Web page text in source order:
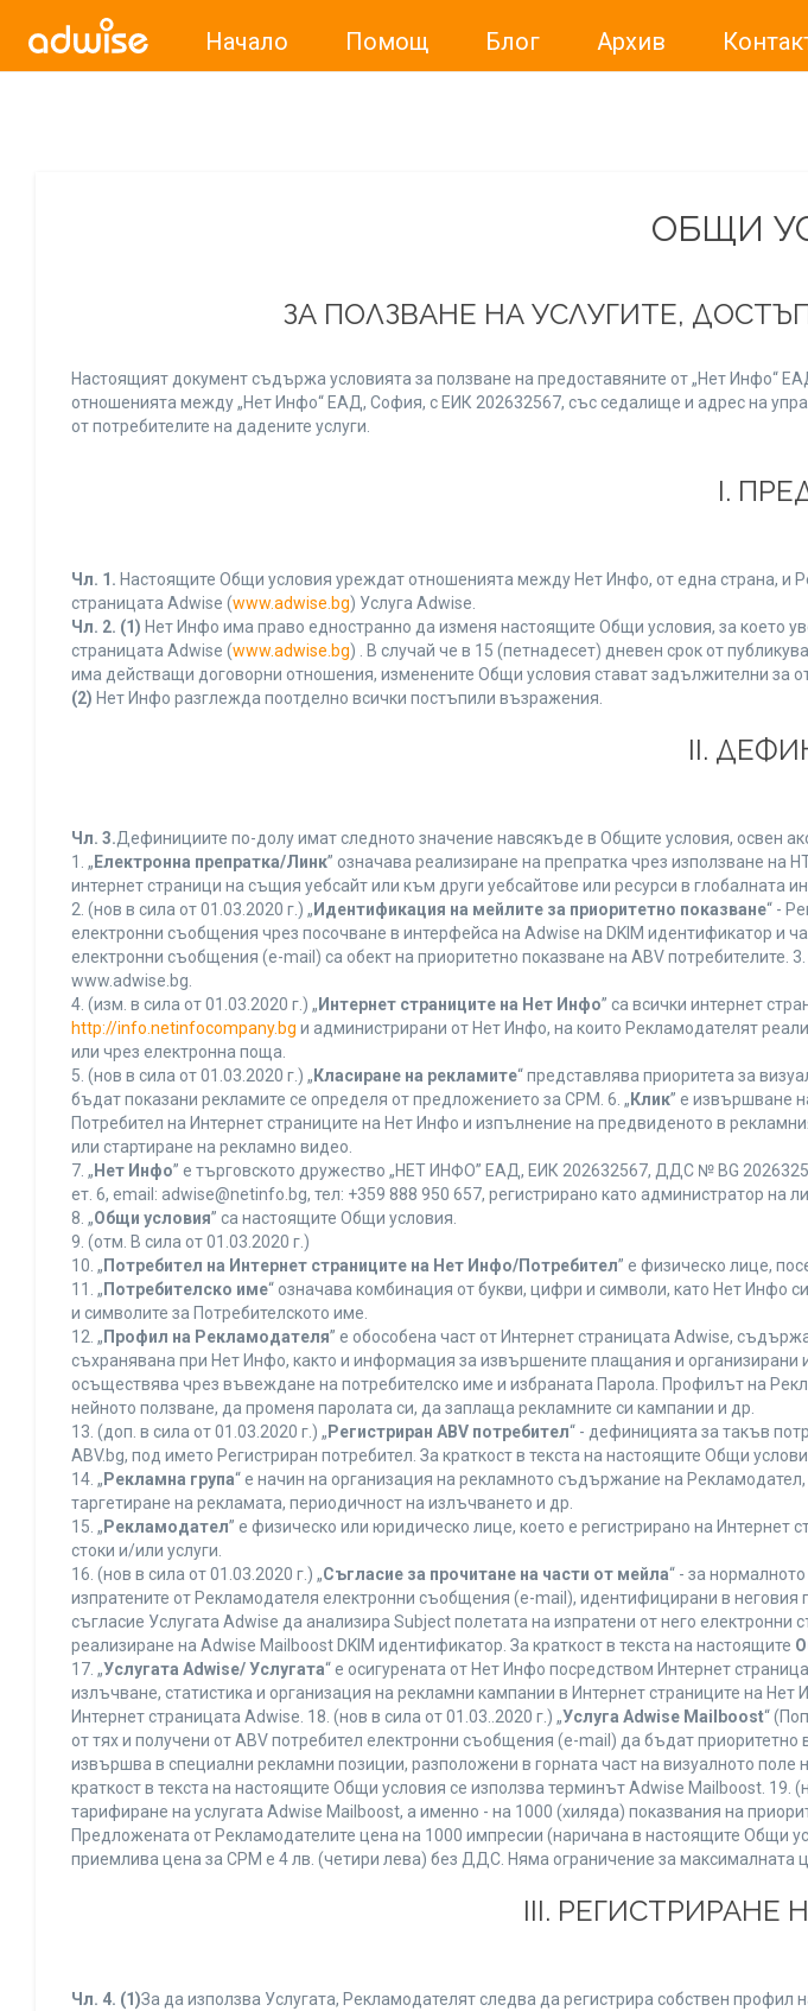
Начало Помощ Блог Архив
ОБЩИ
ЗА ПОЛЗВАНЕ НА УСЛУГИТЕ,
Настоящият документ съдържа условията за ползване на предоставяните от „Нет Инфо“
отношенията между „Нет Инфо“ ЕАД, София, с ЕИК 202632567, със седалище и адрес на
от потребителите на дадените услуги.
І.
Чл. 1. Настоящите Общи условия уреждат отношенията между Нет Инфо, от една страна, и
страницата Adwise (www.adwise.bg) Услуга Adwise.
Чл. 2. (1) Нет Инфо има право едностранно да изменя настоящите Общи условия, за което
страницата Adwise (www.adwise.bg) . В случай че в 15 (петнадесет) дневен срок от
има действащи договорни отношения, изменените Общи условия стават задължителни за
(2) Нет Инфо разглежда поотделно всички постъпили възражения.
ІІ.
Чл. 3.Дефинициите по-долу имат следното значение навсякъде в Общите условия, освен
1. „ Електронна препратка/Линк” означава реализиране на препратка чрез използване на
интернет страници на същия уебсайт или към други уебсайтове или ресурси в глобалната
2. (нов в сила от 01.03.2020 г.) „ Идентификация на мейлите за приоритетно показване“ -
електронни съобщения чрез посочване в интерфейса на Adwise на DKIM идентификатор и
електронни съобщения (e-mail) са обект на приоритетно показване на ABV потребителите. 3.
www.adwise.bg.
4. (изм. в сила от 01.03.2020 г.) „ Интернет страниците на Нет Инфо” са всички интернет
http://info.netinfocompany.bg и администрирани от Нет Инфо, на които Рекламодателят
или чрез електронна поща.
5. (нов в сила от 01.03.2020 г.) „ Класиране на рекламите“ представлява приоритета за
бъдат показани рекламите се определя от предложението за CPM. 6. „ Клик” е извършване
Потребител на Интернет страниците на Нет Инфо и изпълнение на предвиденото в
или стартиране на рекламно видео.
7. „ Нет Инфо” е търговското дружество „НЕТ ИНФО” ЕАД, ЕИК 202632567, ДДС № BG
ет. 6, еmail: adwise@netinfo.bg, тел: +359 888 950 657, регистрирано като администратор на
8. „Общи условия” са настоящите Общи условия.
9. (отм. В сила от 01.03.2020 г.)
10. „ Потребител на Интернет страниците на Нет Инфо/Потребител” е физическо лице,
11. „ Потребителско име“ означава комбинация от букви, цифри и символи, като Нет Инфо
и символите за Потребителското име.
12. „ Профил на Рекламодателя” е обособена част от Интернет страницата Adwise,
съхранявана при Нет Инфо, както и информация за извършените плащания и
осъществява чрез въвеждане на потребителско име и избраната Парола. Профилът на
нейното ползване, да променя паролата си, да заплаща рекламните си кампании и др.
13. (доп. в сила от 01.03.2020 г.) „ Регистриран ABV потребител“ - дефиницията за такъв
ABV.bg, под името Регистриран потребител. За краткост в текста на настоящите Общи
14. „ Рекламна група“ е начин на организация на рекламното съдържание на
таргетиране на рекламата, периодичност на излъчването и др.
15. „ Рекламодател” е физическо или юридическо лице, което е регистрирано на
стоки и/или услуги.
16. (нов в сила от 01.03.2020 г.) „Съгласие за прочитане на части от мейла“ - за
изпратените от Рекламодателя електронни съобщения (e-mail), идентифицирани в
съгласие Услугата Adwise да анализира Subject полетата на изпратени от него
реализиране на Adwise Mailboost DKIM идентификатор. За краткост в текста на настоящите
17. „Услугата Adwise/ Услугата“ е осигурената от Нет Инфо посредством Интернет
излъчване, статистика и организация на рекламни кампании в Интернет страниците на
Интернет страницата Adwise. 18. (нов в сила от 01.03..2020 г.) „Услуга Adwise Mailboost“
от тях и получени от ABV потребител електронни съобщения (e-mail) да бъдат
извършва в специални рекламни позиции, разположени в горната част на визуалното
краткост в текста на настоящите Общи условия се използва терминът Adwise Mailboost. 19.
тарифиране на услугата Adwise Mailboost, а именно - на 1000 (хиляда) показвания на
Предложената от Рекламодателите цена на 1000 импресии (наричана в настоящите Общи
приемлива цена за CPM е 4 лв. (четири лева) без ДДС. Няма ограничение за
ІІІ.
Чл. 4. (1)За да използва Услугата, Рекламодателят следва да регистрира собствен